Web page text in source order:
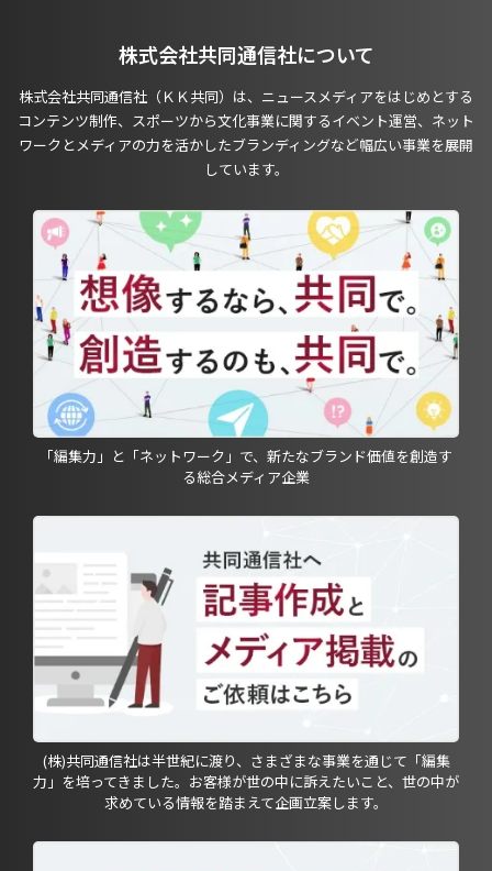
株式会社共同通信社について
株式会社共同通信社（ＫＫ共同）は、ニュースメディアをはじめとする
コンテンツ制作、スポーツから文化事業に関するイベント運営、ネット
ワークとメディアの力を活かしたブランディングなど幅広い事業を展開
しています。
「編集力」と「ネットワーク」で、新たなブランド価値を創造す
る総合メディア企業
(株)共同通信社は半世紀に渡り、さまざまな事業を通じて「編集
力」を培ってきました。お客様が世の中に訴えたいこと、世の中が
求めている情報を踏まえて企画立案します。